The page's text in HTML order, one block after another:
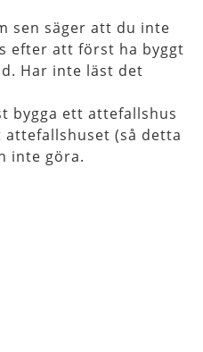
sen säger att du inte
efter att först ha byggt
Har inte läst det
bygga ett attefallshus
attefallshuset (så detta
inte göra.